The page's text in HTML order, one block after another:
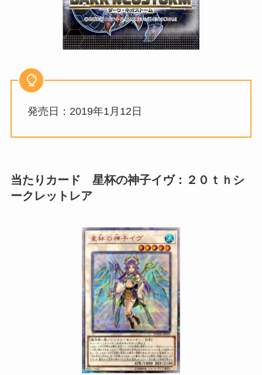
発売日：2019年1月12日
当たりカード 星杯の神子イヴ：２０ｔｈシ
ークレットレア